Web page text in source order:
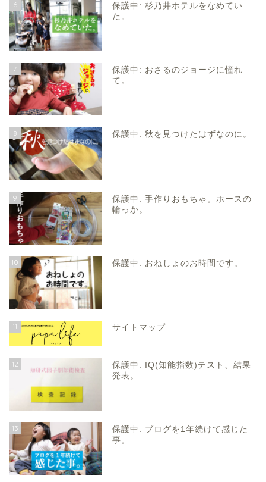
6
保護中: 杉乃井ホテルをなめてい
た。
7
保護中: おさるのジョージに憧れ
て。
8 保護中: 秋を見つけたはずなのに。
9
保護中: 手作りおもちゃ。ホースの
輪っか。
10 保護中: おねしょのお時間です。
11 サイトマップ
12
保護中: IQ(知能指数)テスト、結果
発表。
13
保護中: ブログを1年続けて感じた
事。